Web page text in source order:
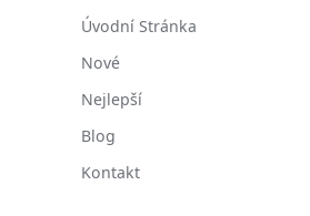
Úvodní Stránka
Nové
Nejlepší
Blog
Kontakt